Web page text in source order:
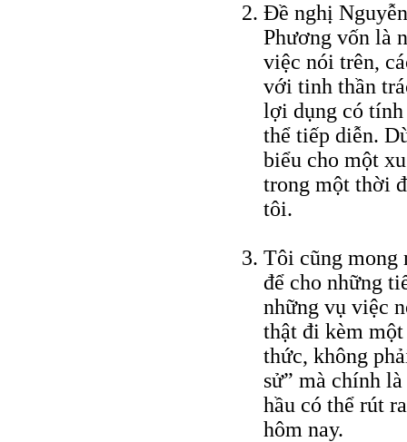
Đề nghị
Phương vốn là
việc nói trên,
với tinh thần
lợi dụng có tính
thể tiếp diễn.
biểu cho một
trong một thời
tôi.
Tôi cũng mong
để cho những
những vụ việc
thật đi kèm
thức, không
sử” mà chính
hầu có thể rút
hôm nay.